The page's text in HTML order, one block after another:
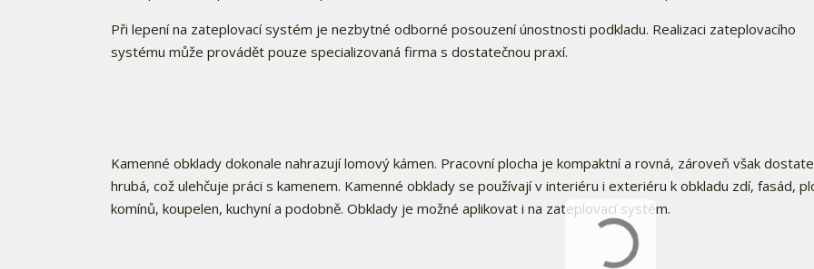
Při lepení na zateplovací systém je nezbytné odborné posouzení únostnosti podkladu. Realizaci zateplovacího
systému může provádět pouze specializovaná firma s dostatečnou praxí.
Kamenné obklady dokonale nahrazují lomový kámen. Pracovní plocha je kompaktní a rovná, zároveň však
hrubá, což ulehčuje práci s kamenem. Kamenné obklady se používají v interiéru i exteriéru k obkladu zdí, fasád,
komínů, koupelen, kuchyní a podobně. Obklady je možné aplikovat i na zateplovací systém.